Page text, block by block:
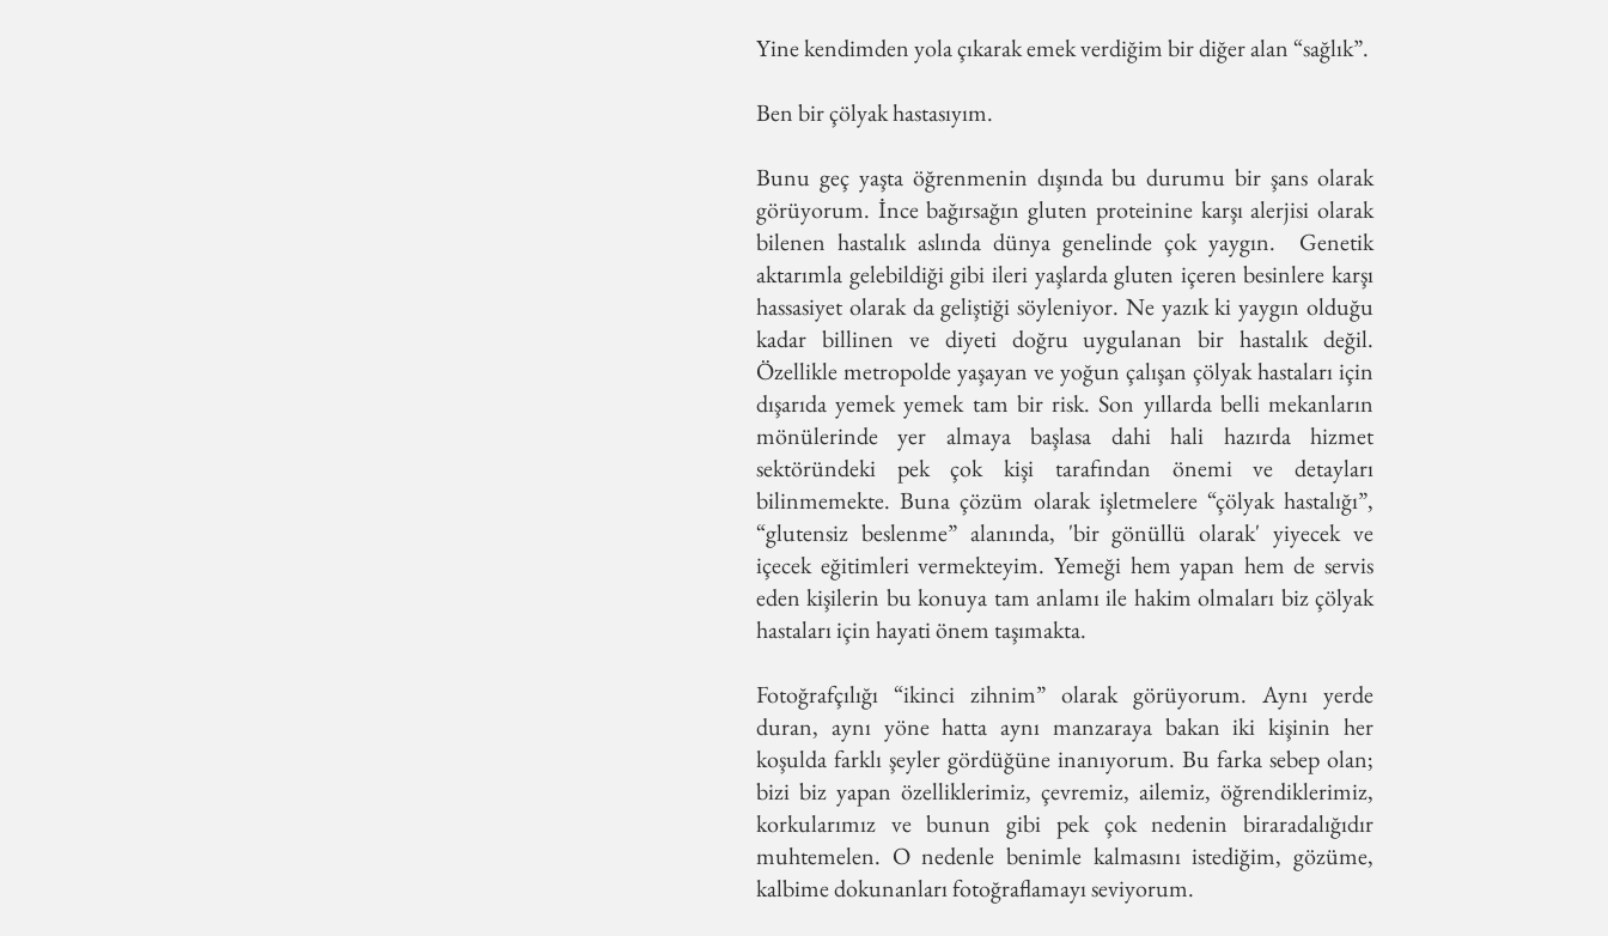
Yine kendimden yola çıkarak emek verdiğim bir diğer alan “sağlık”.
Ben bir çölyak hastasıyım.
Bunu geç yaşta öğrenmenin dışında bu durumu bir şans olarak
görüyorum. İnce bağırsağın gluten proteinine karşı alerjisi olarak
bilenen hastalık aslında dünya genelinde çok yaygın. Genetik
aktarımla gelebildiği gibi ileri yaşlarda gluten içeren besinlere karşı
hassasiyet olarak da geliştiği söyleniyor. Ne yazık ki yaygın olduğu
kadar billinen ve diyeti doğru uygulanan bir hastalık değil.
Özellikle metropolde yaşayan ve yoğun çalışan çölyak hastaları için
dışarıda yemek yemek tam bir risk. Son yıllarda belli mekanların
mönülerinde yer almaya başlasa dahi hali hazırda hizmet
sektöründeki pek çok kişi tarafından önemi ve detayları
bilinmemekte. Buna çözüm olarak işletmelere “çölyak hastalığı”,
“glutensiz beslenme” alanında, 'bir gönüllü olarak' yiyecek ve
içecek eğitimleri vermekteyim. Yemeği hem yapan hem de servis
eden kişilerin bu konuya tam anlamı ile hakim olmaları biz çölyak
hastaları için hayati önem taşımakta.
Fotoğrafçılığı “ikinci zihnim” olarak görüyorum. Aynı yerde
duran, aynı yöne hatta aynı manzaraya bakan iki kişinin her
koşulda farklı şeyler gördüğüne inanıyorum. Bu farka sebep olan;
bizi biz yapan özelliklerimiz, çevremiz, ailemiz, öğrendiklerimiz,
korkularımız ve bunun gibi pek çok nedenin biraradalığıdır
muhtemelen. O nedenle benimle kalmasını istediğim, gözüme,
kalbime dokunanları fotoğraflamayı seviyorum.